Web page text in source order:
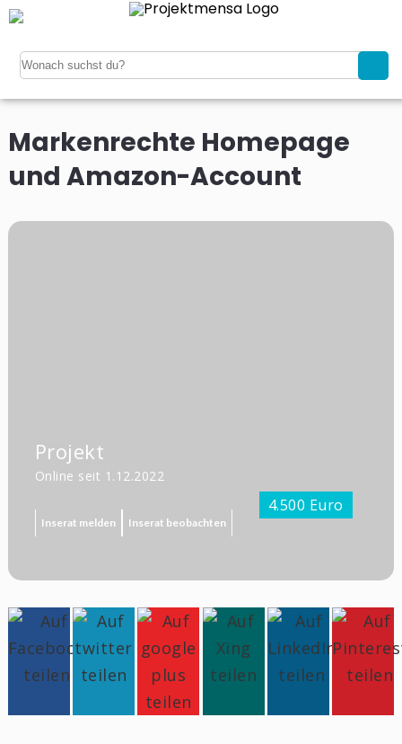
Markenrechte Homepage
und Amazon-Account
Projekt
Online seit 1.12.2022
4.500 Euro
Inserat melden Inserat beobachten